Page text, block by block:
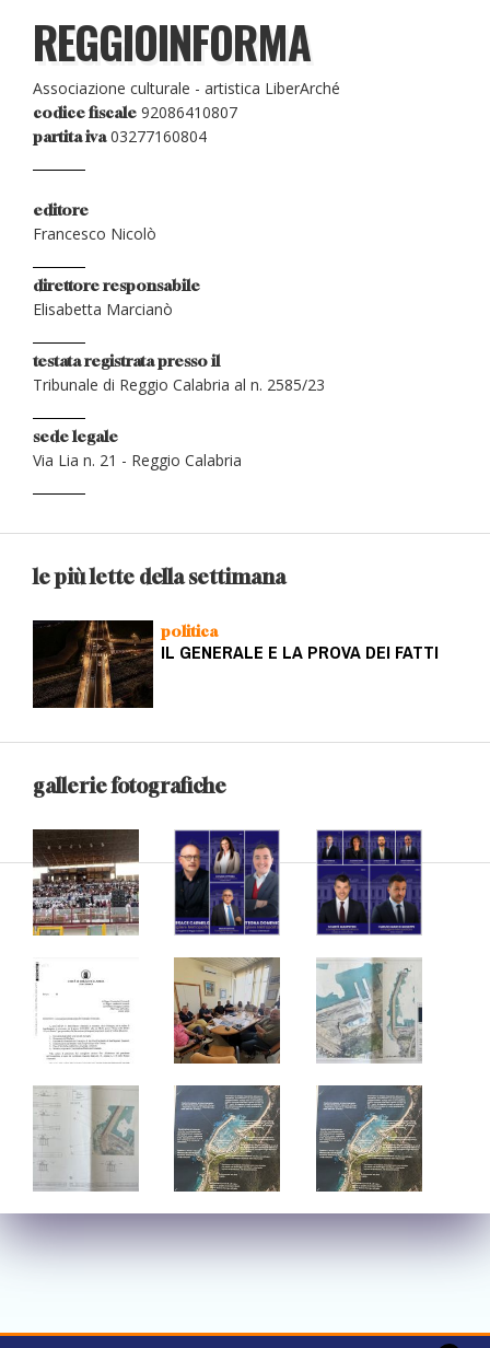
REGGIOINFORMA
Associazione culturale - artistica LiberArché
codice fiscale 92086410807
partita iva03277160804
editore
Francesco Nicolò
direttore responsabile
Elisabetta Marcianò
testata registrata presso il
Tribunale di Reggio Calabria al n. 2585/23
sede legale
Via Lia n. 21 - Reggio Calabria
le più lette della settimana
politica
IL GENERALE E LA PROVA DEI FATTI
gallerie fotografiche